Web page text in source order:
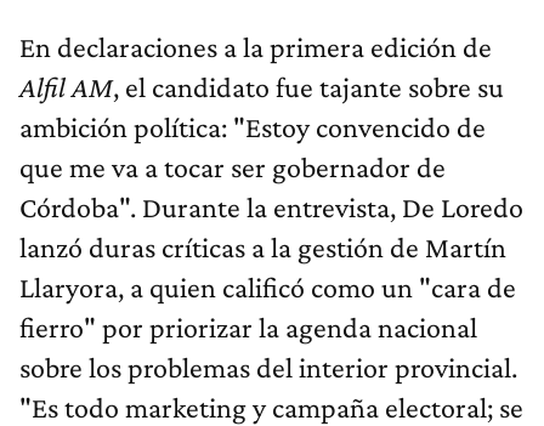
En declaraciones a la primera edición de
Alfil AM, el candidato fue tajante sobre su
ambición política: "Estoy convencido de
que me va a tocar ser gobernador de
Córdoba". Durante la entrevista, De Loredo
lanzó duras críticas a la gestión de Martín
Llaryora, a quien calificó como un "cara de
fierro" por priorizar la agenda nacional
sobre los problemas del interior provincial.
"Es todo marketing y campaña electoral; se